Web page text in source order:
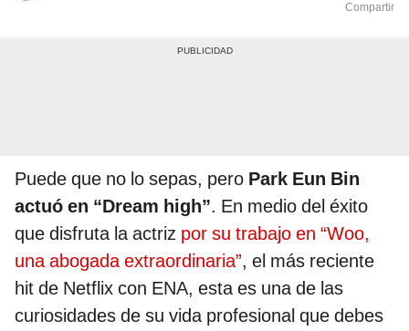
Compartir
Puede que no lo sepas, pero Park Eun Bin
actuó en “Dream high”. En medio del éxito
que disfruta la actriz por su trabajo en “Woo,
una abogada extraordinaria”, el más reciente
hit de Netflix con ENA, esta es una de las
curiosidades de su vida profesional que debes